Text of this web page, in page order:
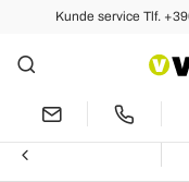
Kunde service Tlf.